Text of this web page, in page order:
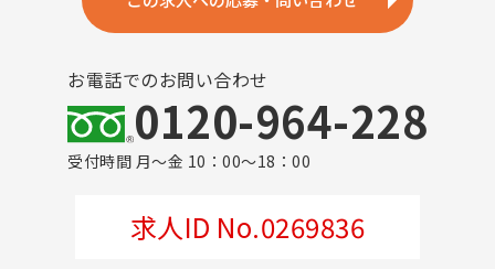
お電話でのお問い合わせ
0120-964-228
受付時間 月～金 10：00～18：00
求人ID No.0269836